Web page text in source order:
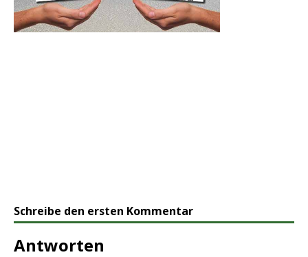
Schreibe den ersten Kommentar
Antworten